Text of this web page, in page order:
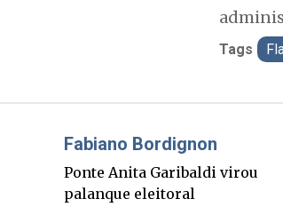
Tags
Misael Elias
O Boato corre mais rápido
que a verdade. Mas quem